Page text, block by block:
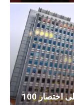
البنك الدولي: الذكاء الاصطناعي قادر على اختصار 100